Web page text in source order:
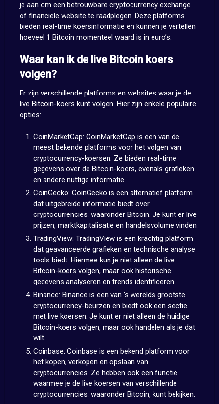
je aan om een betrouwbare cryptocurrency exchange
of financiële website te raadplegen. Deze platforms
bieden real-time koersinformatie en kunnen je vertellen
hoeveel 1 Bitcoin momenteel waard is in euro’s.
Waar kan ik de live Bitcoin koers
volgen?
Er zijn verschillende platforms en websites waar je de
live Bitcoin-koers kunt volgen. Hier zijn enkele populaire
opties:
CoinMarketCap: CoinMarketCap is een van de
meest bekende platforms voor het volgen van
cryptocurrency-koersen. Ze bieden real-time
gegevens over de Bitcoin-koers, evenals grafieken
en andere nuttige informatie.
CoinGecko: CoinGecko is een alternatief platform
dat uitgebreide informatie biedt over
cryptocurrencies, waaronder Bitcoin. Je kunt er live
prijzen, marktkapitalisatie en handelsvolume vinden.
TradingView: TradingView is een krachtig platform
dat geavanceerde grafieken en technische analyse
tools biedt. Hiermee kun je niet alleen de live
Bitcoin-koers volgen, maar ook historische
gegevens analyseren en trends identificeren.
Binance: Binance is een van ’s werelds grootste
cryptocurrency-beurzen en biedt ook een sectie
met live koersen. Je kunt er niet alleen de huidige
Bitcoin-koers volgen, maar ook handelen als je dat
wilt.
Coinbase: Coinbase is een bekend platform voor
het kopen, verkopen en opslaan van
cryptocurrencies. Ze hebben ook een functie
waarmee je de live koersen van verschillende
cryptocurrencies, waaronder Bitcoin, kunt bekijken.